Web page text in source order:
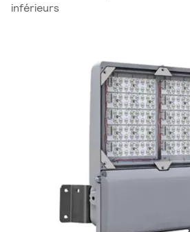
inférieurs